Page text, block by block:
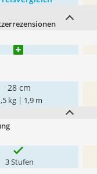
28 cm
kg | 1,9 m
3 Stufen